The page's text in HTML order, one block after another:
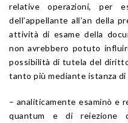
relative operazioni, per
dell’appellante all’an della
attività di esame della
non avrebbero potuto
possibilità di tutela del
tanto più mediante istanza
– analiticamente esaminò e
quantum e di reiezione